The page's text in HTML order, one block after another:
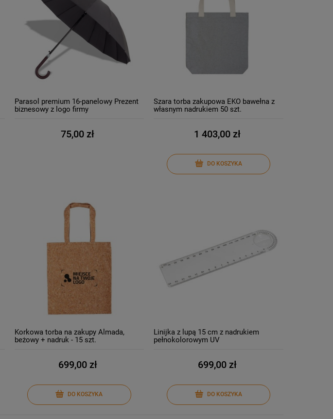
Parasol premium 16-panelowy Prezent
biznesowy z logo firmy
75,00 zł
Szara torba zakupowa EKO bawełna z
własnym nadrukiem 50 szt.
1 403,00 zł
DO KOSZYKA
Korkowa torba na zakupy Almada,
beżowy + nadruk - 15 szt.
699,00 zł
DO KOSZYKA
Linijka z lupą 15 cm z nadrukiem
pełnokolorowym UV
699,00 zł
DO KOSZYKA